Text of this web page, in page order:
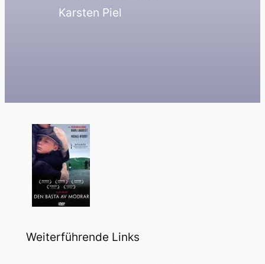
Karsten Piel
Weiterführende Links